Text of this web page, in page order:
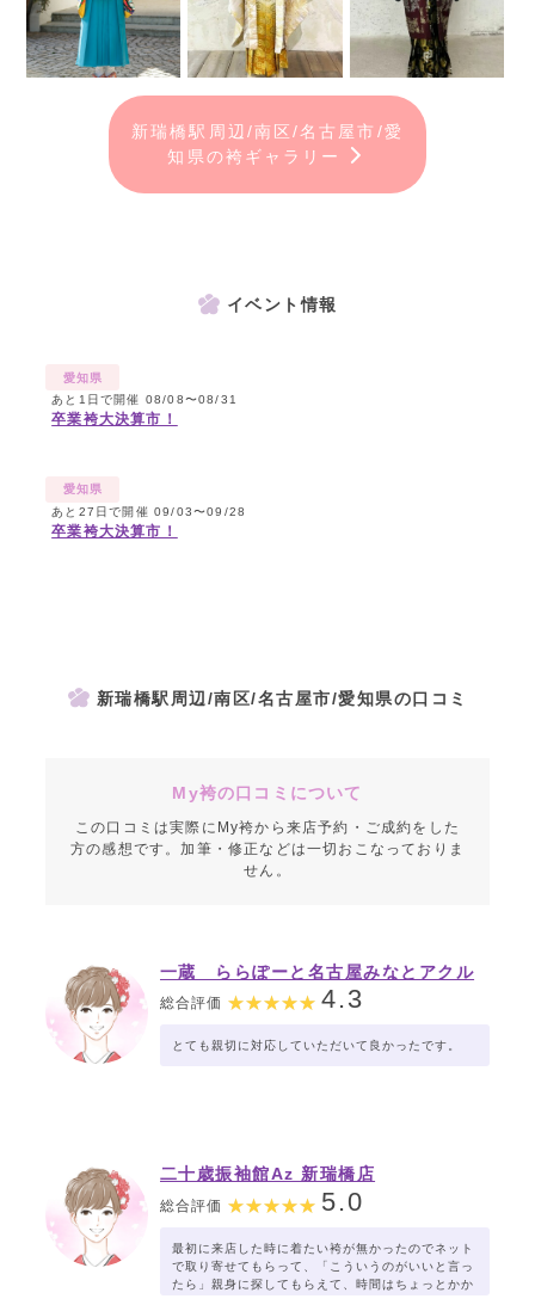
新瑞橋駅周辺/南区/名古屋市/愛
知県の袴ギャラリー
イベント情報
愛知県
あと1日で開催 08/08〜08/31
卒業袴大決算市！
愛知県
あと27日で開催 09/03〜09/28
卒業袴大決算市！
新瑞橋駅周辺/南区/名古屋市/愛知県の口コミ
My袴の口コミについて
この口コミは実際にMy袴から来店予約・ご成約をした
方の感想です。加筆・修正などは一切おこなっておりま
せん。
一蔵 ららぽーと名古屋みなとアクル
ス店
総合評価 4.3
とても親切に対応していただいて良かったです。
二十歳振袖館Az 新瑞橋店
総合評価 5.0
最初に来店した時に着たい袴が無かったのでネット
で取り寄せてもらって、「こういうのがいいと言っ
たら」親身に探してもらえて、時間はちょっとかか